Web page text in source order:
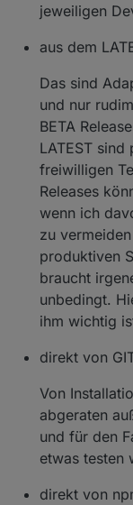
jeweiligen
aus dem
Das sind
und nur
BETA
LATEST
freiwilligen
Releases
wenn ich
zu
produktiven
braucht
unbedingt.
ihm wichtig
direkt von
Von
abgeraten
und für den
etwas testen
direkt von